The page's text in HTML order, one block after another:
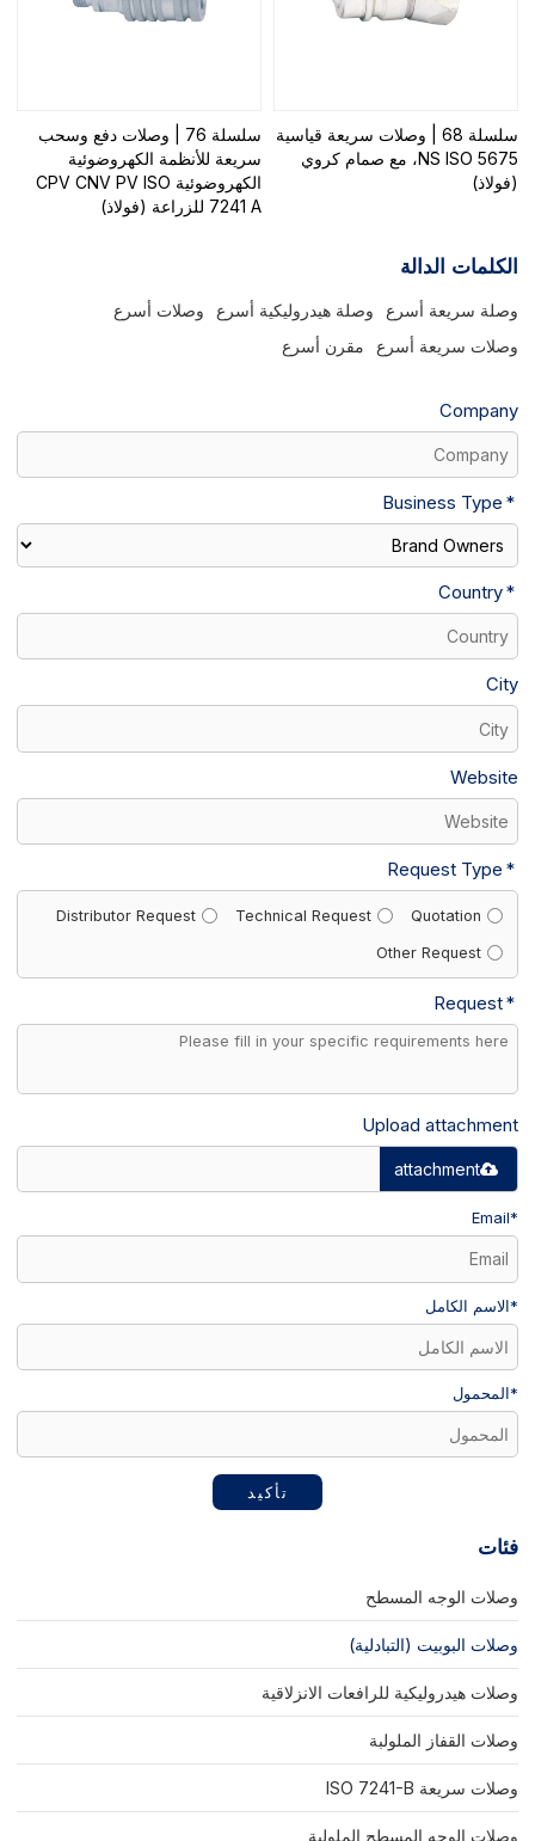
سلسلة 68 | وصلات سريعة قياسية
NS ISO 5675، مع صمام كروي
(فولاذ)
سلسلة 76 | وصلات دفع وسحب
سريعة للأنظمة الكهروضوئية
الكهروضوئية CPV CNV PV ISO
7241 A للزراعة (فولاذ)
الكلمات الدالة
وصلة سريعة أسرع وصلة هيدروليكية أسرع
وصلات أسرع
وصلات سريعة أسرع
مقرن أسرع
Company
Business Type
Country
City
Website
Request Type
Quotation
Technical Request
Distributor Request
Other Request
Request
Upload attachment
attachment
*
Email
*الاسم الكامل
* المحمول
تأكيد
فئات
وصلات الوجه المسطح
وصلات البوبيت (التبادلية)
وصلات هيدروليكية للرافعات الانزلاقية
وصلات القفاز الملولبة
وصلات سريعة ISO 7241-B
وصلات الوجه المسطح الملولبة